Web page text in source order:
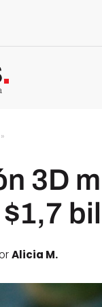
»
3D
Alicia M.